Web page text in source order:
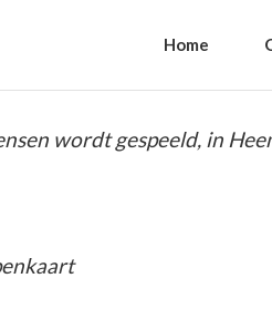
Home
wordt gespeeld, in